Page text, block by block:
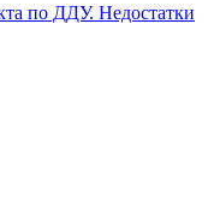
по ДДУ. Недостатки